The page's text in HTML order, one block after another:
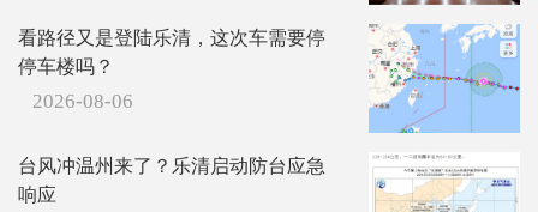
看路径又是登陆乐清，这次车需要停
停车楼吗？
2026-08-06
台风冲温州来了？乐清启动防台应急
响应